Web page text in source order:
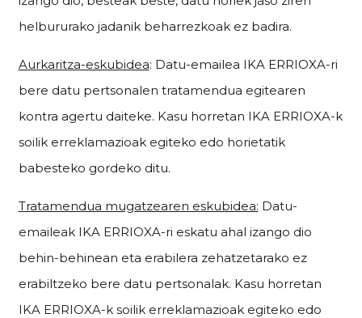
helbururako jadanik beharrezkoak ez badira.
Aurkaritza-eskubidea: Datu-emailea IKA ERRIOXA-ri
bere datu pertsonalen tratamendua egitearen
kontra agertu daiteke. Kasu horretan IKA ERRIOXA-k
soilik erreklamazioak egiteko edo horietatik
babesteko gordeko ditu.
Tratamendua mugatzearen eskubidea: Datu-
emaileak IKA ERRIOXA-ri eskatu ahal izango dio
behin-behinean eta erabilera zehatzetarako ez
erabiltzeko bere datu pertsonalak. Kasu horretan
IKA ERRIOXA-k soilik erreklamazioak egiteko edo